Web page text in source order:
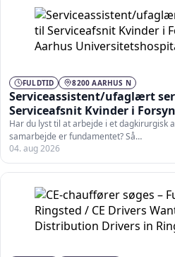
FULDTID 8200 AARHUS N
Serviceassistent/ufaglært
Serviceafsnit Kvinder i
Universitetshospital
Har du lyst til at arbejde i et dagkirurgisk
samarbejde er fundamentet? Så…
04. aug 2026